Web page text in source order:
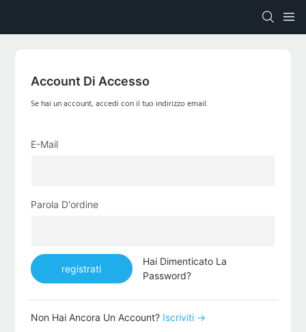
Account Di Accesso
Se hai un account, accedi con il tuo indirizzo email.
E-Mail
Parola D'ordine
registrati
Hai Dimenticato La
Password?
Non Hai Ancora Un Account? Iscriviti →